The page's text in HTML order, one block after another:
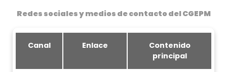
Redes sociales y medios de contacto del CGEPM
Canal Enlace
Contenido
principal